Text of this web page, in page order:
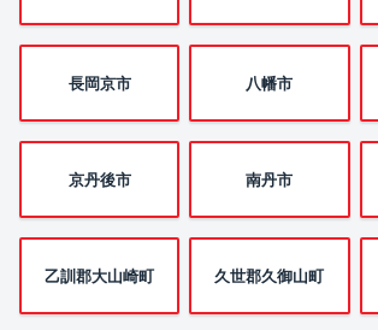
長岡京市 八幡市
京丹後市 南丹市
乙訓郡大山崎町 久世郡久御山町